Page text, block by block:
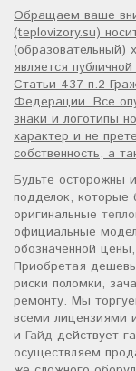
Обращаем ваше
(teplovizory.su)
(образовательный)
является
Статьи 437 п.2
Федерации. Все
знаки и логотипы
характер и не
собственность, а
Будьте осторожны
подделок, которые
оригинальные
официальные
обозначенной
Приобретая
риски поломки,
ремонту. Мы
всеми лицензиями
и Гайд действует
осуществляем